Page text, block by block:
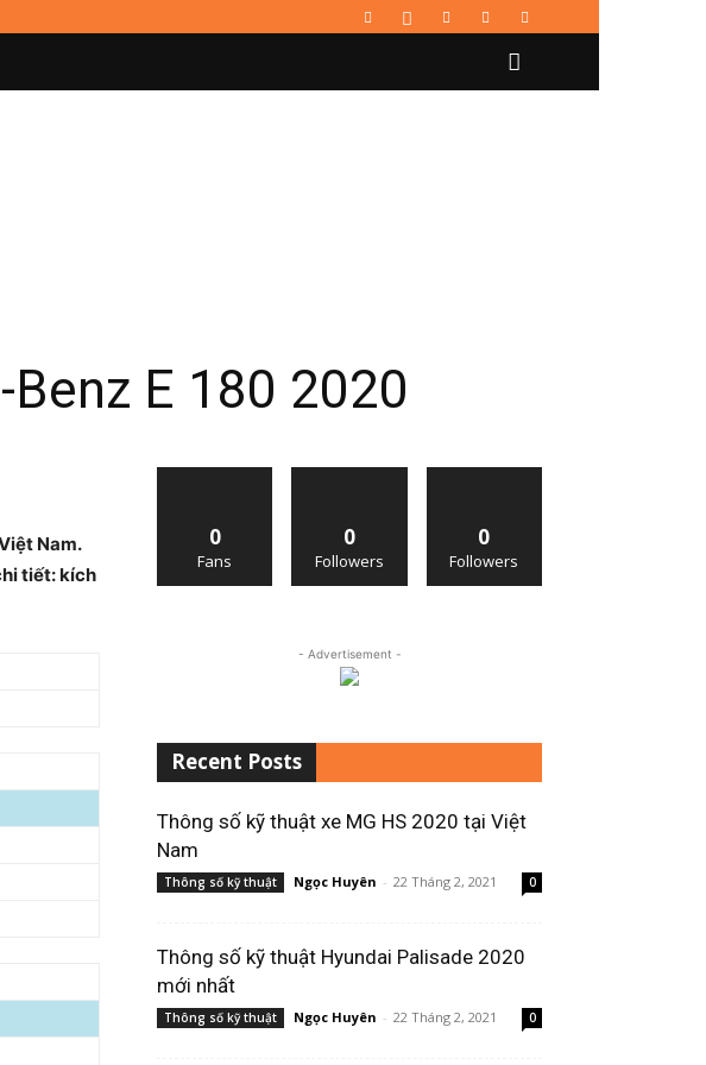
E 180 2020
Nam.
tiết: kích
0
Fans
0
Followers
0
Followers
- Advertisement -
Recent Posts
Thông số kỹ thuật xe MG HS 2020 tại Việt
Nam
Thông số kỹ thuật Ngọc Huyên - 22 Tháng 2, 2021 0
Thông số kỹ thuật Hyundai Palisade 2020
mới nhất
Thông số kỹ thuật Ngọc Huyên - 22 Tháng 2, 2021 0